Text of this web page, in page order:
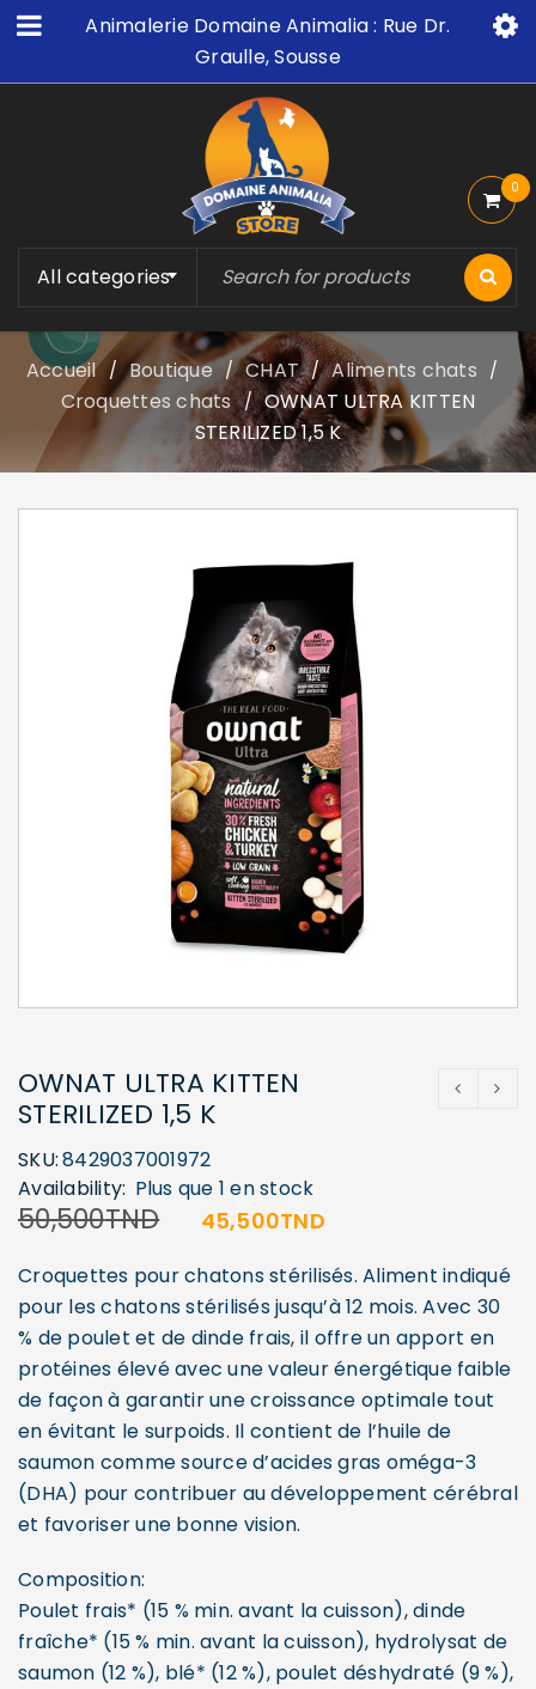
Animalerie Domaine Animalia : Rue Dr.
Graulle, Sousse
All categories
0
Accueil / Boutique / CHAT / Aliments chats /
Croquettes chats / OWNAT ULTRA KITTEN
STERILIZED 1,5 K
OWNAT ULTRA KITTEN
STERILIZED 1,5 K
SKU:8429037001972
Availability: Plus que 1 en stock
50,500TND 45,500TND
Croquettes pour chatons stérilisés. Aliment indiqué
pour les chatons stérilisés jusqu’à 12 mois. Avec 30
% de poulet et de dinde frais, il offre un apport en
protéines élevé avec une valeur énergétique faible
de façon à garantir une croissance optimale tout
en évitant le surpoids. Il contient de l’huile de
saumon comme source d’acides gras oméga-3
(DHA) pour contribuer au développement cérébral
et favoriser une bonne vision.
Composition:
Poulet frais* (15 % min. avant la cuisson), dinde
fraîche* (15 % min. avant la cuisson), hydrolysat de
saumon (12 %), blé* (12 %), poulet déshydraté (9 %),